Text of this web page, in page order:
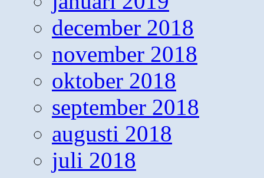
december 2018
november 2018
oktober 2018
september 2018
augusti 2018
juli 2018